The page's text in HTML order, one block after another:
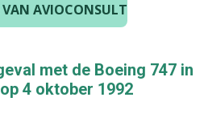
VAN AVIOCONSULT
met de Boeing 747 in
4 oktober 1992